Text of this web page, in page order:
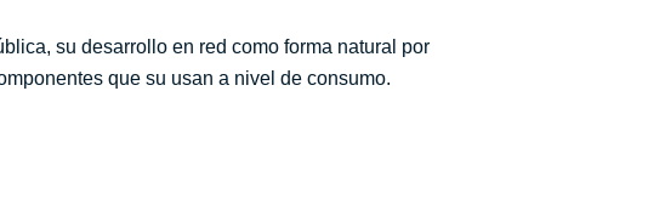
su desarrollo en red como forma natural por
que su usan a nivel de consumo.